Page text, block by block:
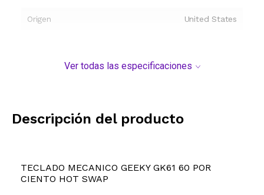
Origen United States
Ver todas las especificaciones
Descripción del producto
TECLADO MECANICO GEEKY GK61 60 POR
CIENTO HOT SWAP